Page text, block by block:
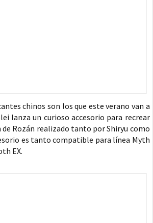
chinos son los que este verano van a
lanza un curioso accesorio para recrear
Rozán realizado tanto por Shiryu como
es tanto compatible para línea Myth
EX.